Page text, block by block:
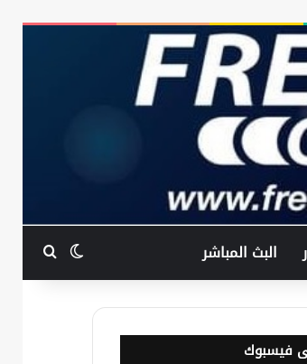
البث المباشر الوضعبحث
فيسبوك